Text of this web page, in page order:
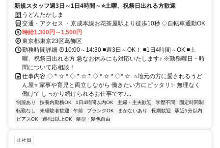
新規スタッフ週3日～1日4時間～⭐土曜、祝祭日出れる方歓迎
うどんたかしま
交通・アクセス ・京成本線お花茶屋駅より徒歩10秒 ◇自転車通勤OK
時給1,300円～1,500円
東京都東京23区葛飾区
勤務時間詳細 ⏰10:00～14:30 ■週3日～OK！ ■1日4時間～OK ■土
曜、祝祭日出れる方 急なお休みにも対応いたします♪ ※勤務曜日・時
間について応相談！
仕事内容 ◇:*:☆:*:◇:*:☆:*:◇:*:☆:*:◇*:☆: ⭐地元の方に愛されるうど
ん屋⭐ 家事や育児と両立しながら 働きたい方にピッタリ✨ 無理なく
働けて しっかり続けられるお仕事です♪...
制服あり 扶養内勤務OK 1日4時間以内OK 主婦・主夫歓迎 学歴不問
固定時間制
転勤なし
未経験者歓迎 午前 ブランクOK まかないあり 長期歓迎
駅近5分以内
ピアスOK
週4日以上OK 髪型・髪色自由
正社員